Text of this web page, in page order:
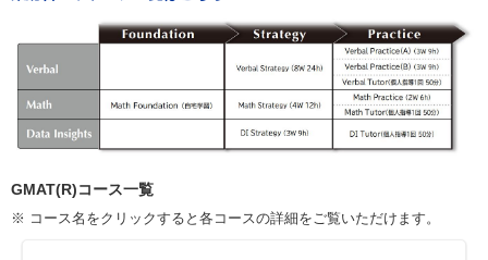
GMAT(R)コース一覧
※ コース名をクリックすると各コースの詳細をご覧いただけます。